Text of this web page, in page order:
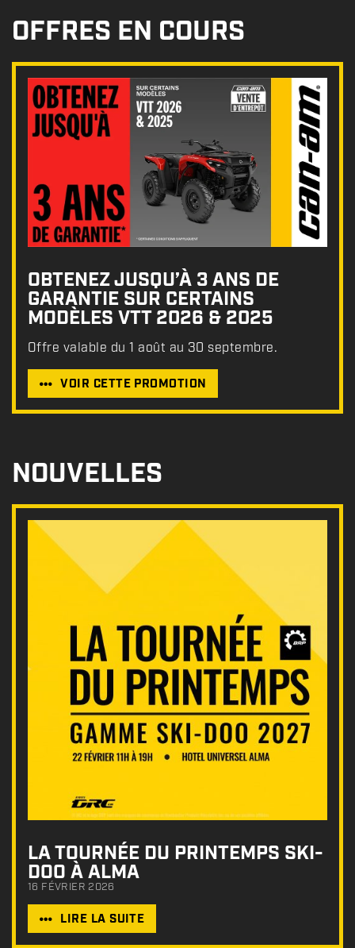
OFFRES EN COURS
OBTENEZ JUSQU’À 3 ANS DE
GARANTIE SUR CERTAINS
MODÈLES VTT 2026 & 2025
Offre valable du 1 août au 30 septembre.
VOIR CETTE PROMOTION
NOUVELLES
LA TOURNÉE DU PRINTEMPS SKI-
DOO À ALMA
16 FÉVRIER 2026
LIRE LA SUITE